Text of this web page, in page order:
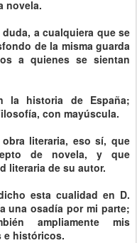
novela.
a cualquiera que se
de la misma guarda
a quienes se sientan
la historia de España;
con mayúscula.
literaria, eso sí, que
de novela, y que
literaria de su autor.
esta cualidad en D.
una osadía por mi parte;
ampliamente mis
históricos.